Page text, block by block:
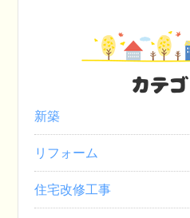
カテ
新築
リフォーム
住宅改修工事